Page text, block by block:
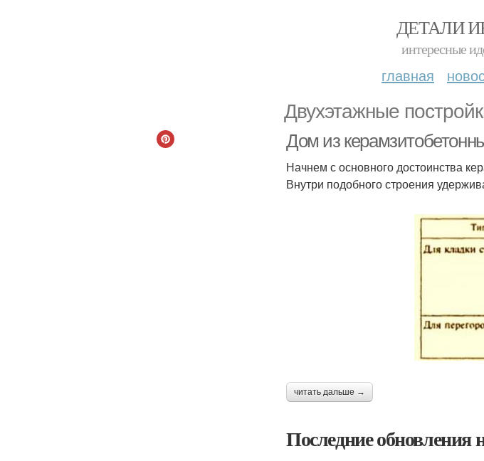
ДЕТАЛИ
интересные
главная
Двухэтажные
Дом из
Начнем с основного достоинства
Внутри подобного строения
читать дальше →
Последние обновления